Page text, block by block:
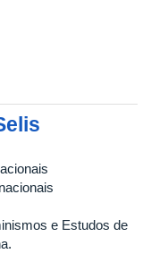
e Estudos de